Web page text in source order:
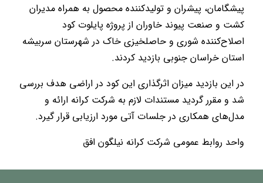
پیشگامان، پیشران و تولیدکننده محصول به همراه مدیران
کشت و صنعت پیوند خاوران از پروژه پایلوت کود
اصلاح‌کننده شوری و حاصلخیزی خاک در شهرستان سربیشه
استان خراسان جنوبی بازدید کردند.
در این بازدید میزان اثرگذاری این کود در اراضی هدف بررسی
شد و مقرر گردید مستندات لازم به شرکت کرانه ارائه و
مدل‌های همکاری در جلسات آتی مورد ارزیابی قرار گیرد.
واحد روابط عمومی شرکت کرانه نیلگون افق